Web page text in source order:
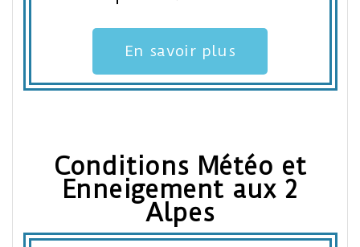
En savoir plus
Conditions Météo et
Enneigement aux 2
Alpes